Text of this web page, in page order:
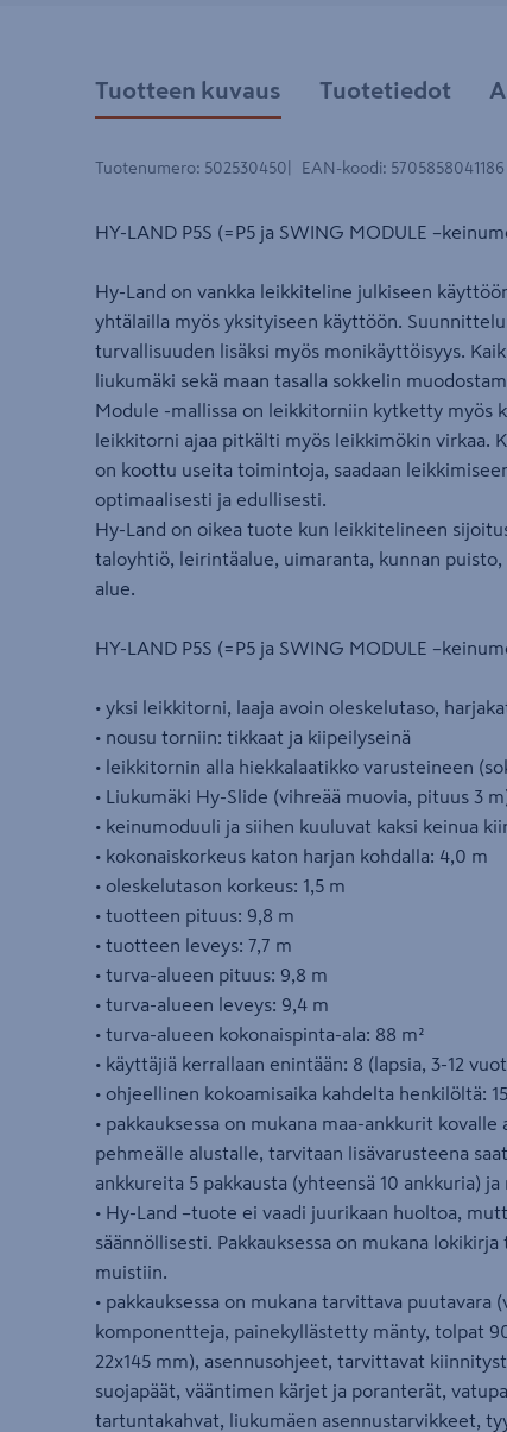
Tuotteen kuvaus Tuotetiedot
Tuotenumero: 502530450 EAN-koodi: 5705858041186
HY-LAND P5S (=P5 ja SWING MODULE
Hy-Land on vankka leikkiteline julkiseen
yhtälailla myös yksityiseen käyttöön.
turvallisuuden lisäksi myös monikäyttöisyys.
liukumäki sekä maan tasalla sokkelin
Module -mallissa on leikkitorniin kytketty myös
leikkitorni ajaa pitkälti myös leikkimökin virkaa.
on koottu useita toimintoja, saadaan
optimaalisesti ja edullisesti.
Hy-Land on oikea tuote kun leikkitelineen
taloyhtiö, leirintäalue, uimaranta, kunnan
alue.
HY-LAND P5S (=P5 ja SWING MODULE
• yksi leikkitorni, laaja avoin oleskelutaso,
• nousu torniin: tikkaat ja kiipeilyseinä
• leikkitornin alla hiekkalaatikko varusteineen
• Liukumäki Hy-Slide (vihreää muovia, pituus 3
• keinumoduuli ja siihen kuuluvat kaksi keinua
• kokonaiskorkeus katon harjan kohdalla: 4,0 m
• oleskelutason korkeus: 1,5 m
• tuotteen pituus: 9,8 m
• tuotteen leveys: 7,7 m
• turva-alueen pituus: 9,8 m
• turva-alueen leveys: 9,4 m
• turva-alueen kokonaispinta-ala: 88 m²
• käyttäjiä kerrallaan enintään: 8 (lapsia, 3-12
• ohjeellinen kokoamisaika kahdelta henkilöltä:
• pakkauksessa on mukana maa-ankkurit
pehmeälle alustalle, tarvitaan lisävarusteena
ankkureita 5 pakkausta (yhteensä 10 ankkuria) ja
• Hy-Land –tuote ei vaadi juurikaan huoltoa,
säännöllisesti. Pakkauksessa on mukana
muistiin.
• pakkauksessa on mukana tarvittava puutavara
komponentteja, painekyllästetty mänty, tolpat
22x145 mm), asennusohjeet, tarvittavat
suojapäät, vääntimen kärjet ja poranterät,
tartuntakahvat, liukumäen asennustarvikkeet,